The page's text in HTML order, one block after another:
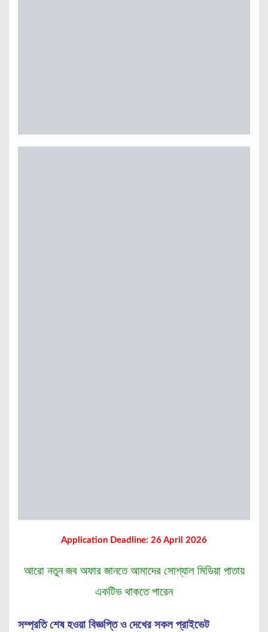
Application Deadline: 26 April 2026
আরো নতুন জব অফার জানতে আমাদের সোশ্যাল মিডিয়া পাতায়
একটিভ থাকতে পারেন
সম্প্রতি শেষ হওয়া বিজ্ঞপ্তি ও দেখের সকল প্রাইভেট